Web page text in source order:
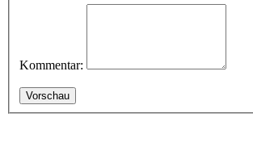
Kommentar: